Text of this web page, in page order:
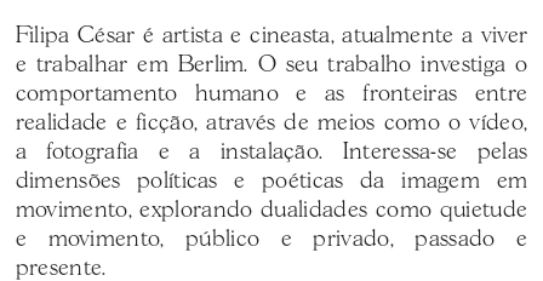
Filipa César é artista e cineasta, atualmente a viver
e trabalhar em Berlim. O seu trabalho investiga o
comportamento humano e as fronteiras entre
realidade e ficção, através de meios como o vídeo,
a fotografia e a instalação. Interessa-se pelas
dimensões políticas e poéticas da imagem em
movimento, explorando dualidades como quietude
e movimento, público e privado, passado e
presente.